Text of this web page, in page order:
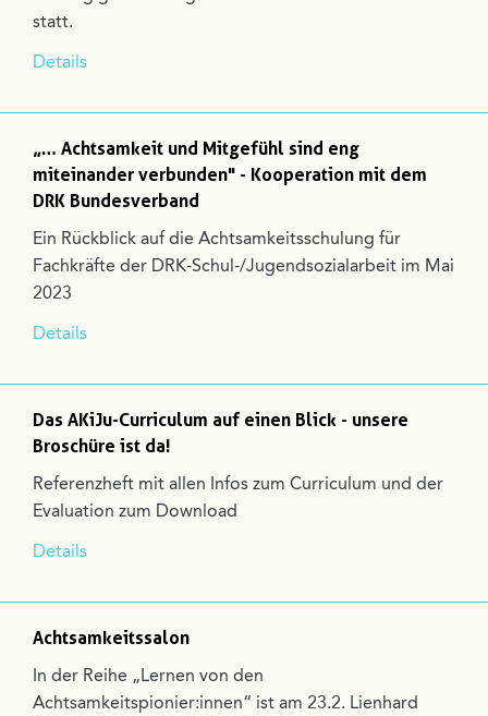
statt.
Details
„… Achtsamkeit und Mitgefühl sind eng
miteinander verbunden" - Kooperation mit dem
DRK Bundesverband
Ein Rückblick auf die Achtsamkeitsschulung für
Fachkräfte der DRK-Schul-/Jugendsozialarbeit im Mai
2023
Details
Das AKiJu-Curriculum auf einen Blick - unsere
Broschüre ist da!
Referenzheft mit allen Infos zum Curriculum und der
Evaluation zum Download
Details
Achtsamkeitssalon
In der Reihe „Lernen von den
Achtsamkeitspionier:innen“ ist am 23.2. Lienhard